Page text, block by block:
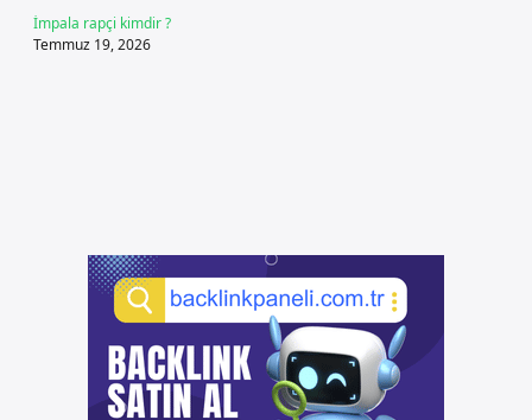
İmpala rapçi kimdir ?
Temmuz 19, 2026